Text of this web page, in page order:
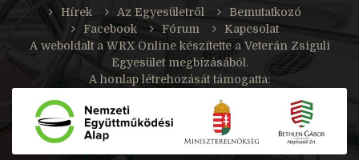
Hírek Az Egyesületről
Bemutatkozó
Facebook
Fórum
Kapcsolat
A weboldalt a WRX Onlinekészítette a Veterán Zsiguli
Egyesület megbízásából.
A honlap létrehozását támogatta: